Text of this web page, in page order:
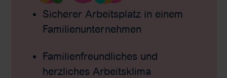
Sicherer Arbeitsplatz in einem
Familienunternehmen
Familienfreundliches und
herzliches Arbeitsklima